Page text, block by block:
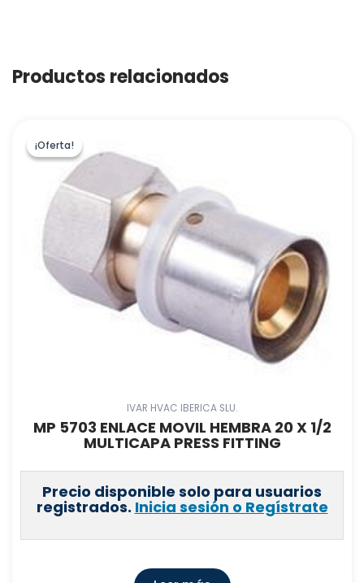
Productos relacionados
¡Oferta!
¡Oferta!
IVAR HVAC IBERICA SLU.
MP 5703 ENLACE MOVIL HEMBRA 20 X 1/2
MULTICAPA PRESS FITTING
Precio disponible solo para usuarios
registrados. Inicia sesión o Regístrate